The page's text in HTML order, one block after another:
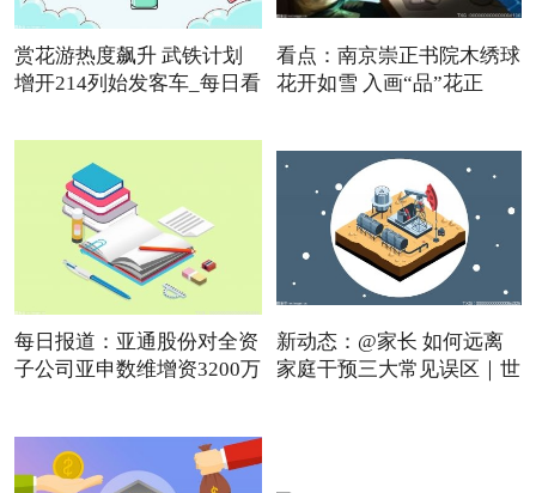
赏花游热度飙升 武铁计划
增开214列始发客车_每日看
看点：南京崇正书院木绣球
花开如雪 入画“品”花正
每日报道：亚通股份对全资
子公司亚申数维增资3200万
新动态：@家长 如何远离
家庭干预三大常见误区｜世